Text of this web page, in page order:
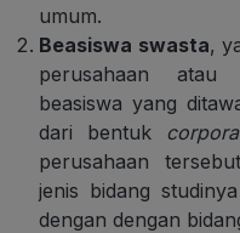
umum.
Beasiswa swasta,
perusahaan atau
beasiswa yang
dari bentuk
perusahaan
jenis bidang
dengan dengan